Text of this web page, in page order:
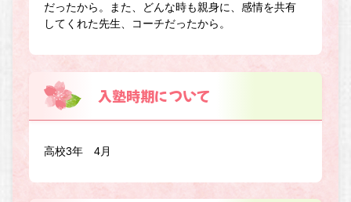
だったから。また、どんな時も親身に、感情を共有
してくれた先生、コーチだったから。
入塾時期について
高校3年 4月